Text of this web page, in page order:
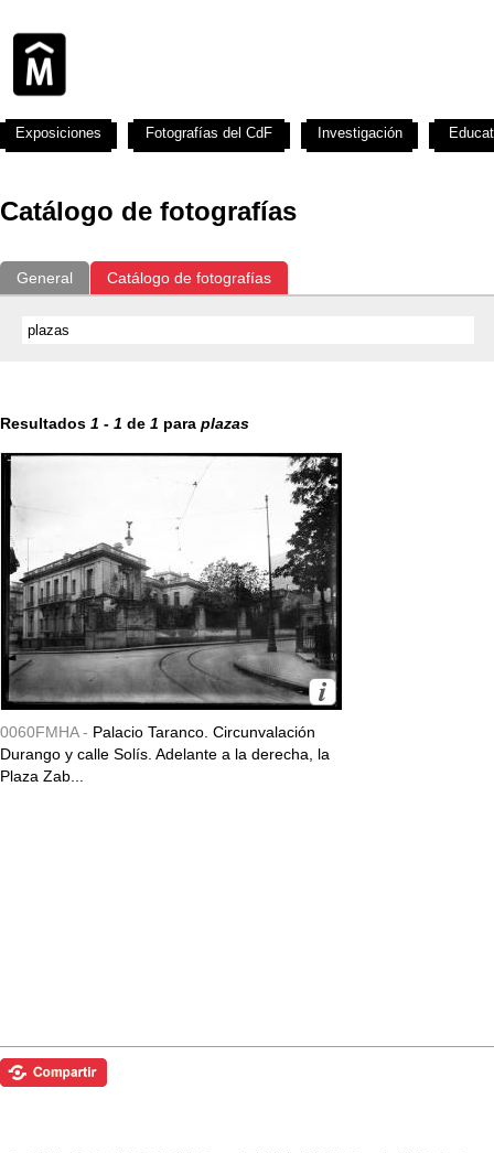
Catálogo de fotografías
General Catálogo de fotografías
Resultados 1 - 1 de 1 para plazas
0060FMHA - Palacio Taranco. Circunvalación
Durango y calle Solís. Adelante a la derecha, la
Plaza Zab...
Exposiciones Fotografías del CdF Investigación